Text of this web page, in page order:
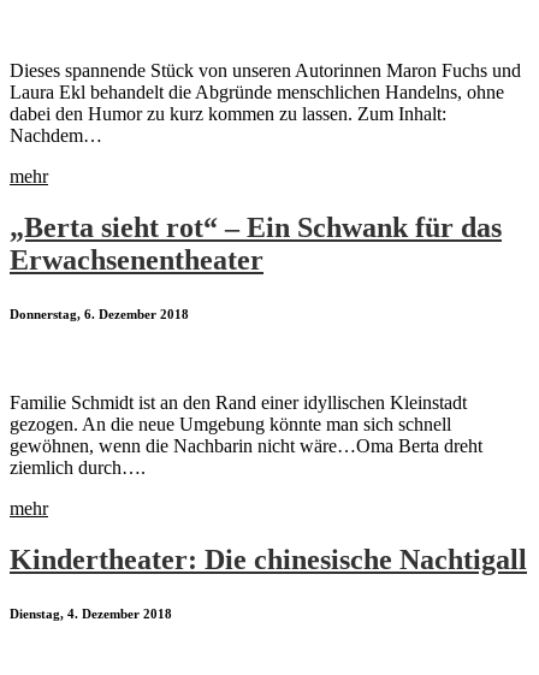
Dieses spannende Stück von unseren Autorinnen Maron Fuchs und
Laura Ekl behandelt die Abgründe menschlichen Handelns, ohne
dabei den Humor zu kurz kommen zu lassen. Zum Inhalt:
Nachdem…
mehr
„Berta sieht rot“ – Ein Schwank für das
Erwachsenentheater
Donnerstag, 6. Dezember 2018
Familie Schmidt ist an den Rand einer idyllischen Kleinstadt
gezogen. An die neue Umgebung könnte man sich schnell
gewöhnen, wenn die Nachbarin nicht wäre…Oma Berta dreht
ziemlich durch….
mehr
Kindertheater: Die chinesische Nachtigall
Dienstag, 4. Dezember 2018